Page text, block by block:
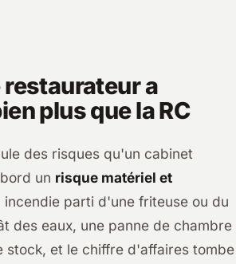
restaurateur a
plus que la RC
des risques qu'un cabinet
un risque matériel et
incendie parti d'une friteuse ou du
des eaux, une panne de chambre
stock, et le chiffre d'affaires tombe